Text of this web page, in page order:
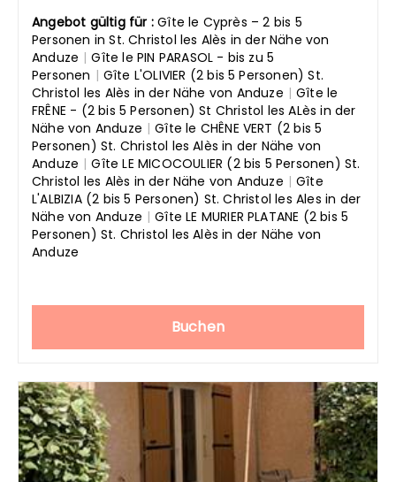
Angebot gültig für :Gîte le Cyprès – 2 bis 5
Personen in St. Christol les Alès in der Nähe von
Anduze | Gîte le PIN PARASOL - bis zu 5
Personen | Gîte L'OLIVIER (2 bis 5 Personen) St.
Christol les Alès in der Nähe von Anduze | Gîte le
FRÊNE - (2 bis 5 Personen) St Christol les ALès in der
Nähe von Anduze | Gîte le CHÊNE VERT (2 bis 5
Personen) St. Christol les Alès in der Nähe von
Anduze | Gîte LE MICOCOULIER (2 bis 5 Personen) St.
Christol les Alès in der Nähe von Anduze | Gîte
L'ALBIZIA (2 bis 5 Personen) St. Christol les Ales in der
Nähe von Anduze | Gîte LE MURIER PLATANE (2 bis 5
Personen) St. Christol les Alès in der Nähe von
Anduze
Buchen